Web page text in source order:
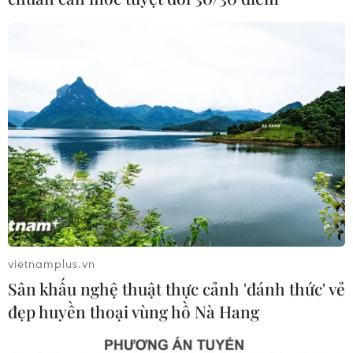
Tổng Biên tập: TRẦN TIẾN DUẨN
Phó Tổng Biên tập: NGUYỄN THỊ TÁM, KHÚC THANH
THỦY
Sở hữu trí tuệ
Quy định sử dụng
RSS
Hỗ trợ
Ngôn ngữ
TTXVN
Dịch vụ tin
Quảng cáo
vietnamplus.vn
Sân khấu nghệ thuật thực cảnh 'đánh thức' vẻ
đẹp huyền thoại vùng hồ Nà Hang